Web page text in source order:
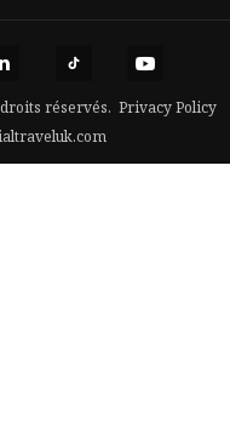
réservés. Privacy Policy